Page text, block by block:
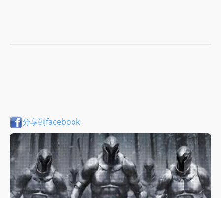
分享到facebook